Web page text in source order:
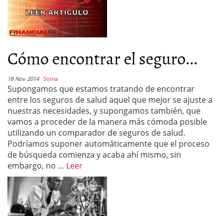
Cómo encontrar el seguro...
18 Nov 2014 Sonia
Supongamos que estamos tratando de encontrar
entre los seguros de salud aquel que mejor se ajuste a
nuestras necesidades, y supongamos también, que
vamos a proceder de la manera más cómoda posible
utilizando un comparador de seguros de salud.
Podríamos suponer automáticamente que el proceso
de búsqueda comienza y acaba ahí mismo, sin
embargo, no … Leer